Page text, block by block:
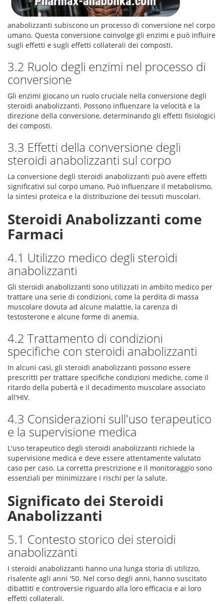
anabolizzanti subiscono un processo di conversione nel corpo
umano. Questa conversione coinvolge gli enzimi e può influire
sugli effetti e sugli effetti collaterali dei composti.
3.2 Ruolo degli enzimi nel processo di
conversione
Gli enzimi giocano un ruolo cruciale nella conversione degli
steroidi anabolizzanti. Possono influenzare la velocità e la
direzione della conversione, determinando gli effetti fisiologici
dei composti.
3.3 Effetti della conversione degli
steroidi anabolizzanti sul corpo
La conversione degli steroidi anabolizzanti può avere effetti
significativi sul corpo umano. Può influenzare il metabolismo,
la sintesi proteica e la distribuzione dei tessuti muscolari.
Steroidi Anabolizzanti come
Farmaci
4.1 Utilizzo medico degli steroidi
anabolizzanti
Gli steroidi anabolizzanti sono utilizzati in ambito medico per
trattare una serie di condizioni, come la perdita di massa
muscolare dovuta ad alcune malattie, la carenza di
testosterone e alcune forme di anemia.
4.2 Trattamento di condizioni
specifiche con steroidi anabolizzanti
In alcuni casi, gli steroidi anabolizzanti possono essere
prescritti per trattare specifiche condizioni mediche, come il
ritardo della pubertà e il decadimento muscolare associato
all'HIV.
4.3 Considerazioni sull'uso terapeutico
e la supervisione medica
L'uso terapeutico degli steroidi anabolizzanti richiede la
supervisione medica e deve essere attentamente valutato
caso per caso. La corretta prescrizione e il monitoraggio sono
essenziali per minimizzare i rischi per la salute.
Significato dei Steroidi
Anabolizzanti
5.1 Contesto storico dei steroidi
anabolizzanti
I steroidi anabolizzanti hanno una lunga storia di utilizzo,
risalente agli anni '50. Nel corso degli anni, hanno suscitato
dibattiti e controversie riguardo alla loro efficacia e ai loro
effetti collaterali.